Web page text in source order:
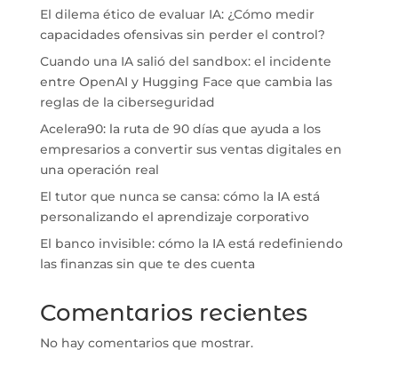
El dilema ético de evaluar IA: ¿Cómo medir
capacidades ofensivas sin perder el control?
Cuando una IA salió del sandbox: el incidente
entre OpenAI y Hugging Face que cambia las
reglas de la ciberseguridad
Acelera90: la ruta de 90 días que ayuda a los
empresarios a convertir sus ventas digitales en
una operación real
El tutor que nunca se cansa: cómo la IA está
personalizando el aprendizaje corporativo
El banco invisible: cómo la IA está redefiniendo
las finanzas sin que te des cuenta
Comentarios recientes
No hay comentarios que mostrar.